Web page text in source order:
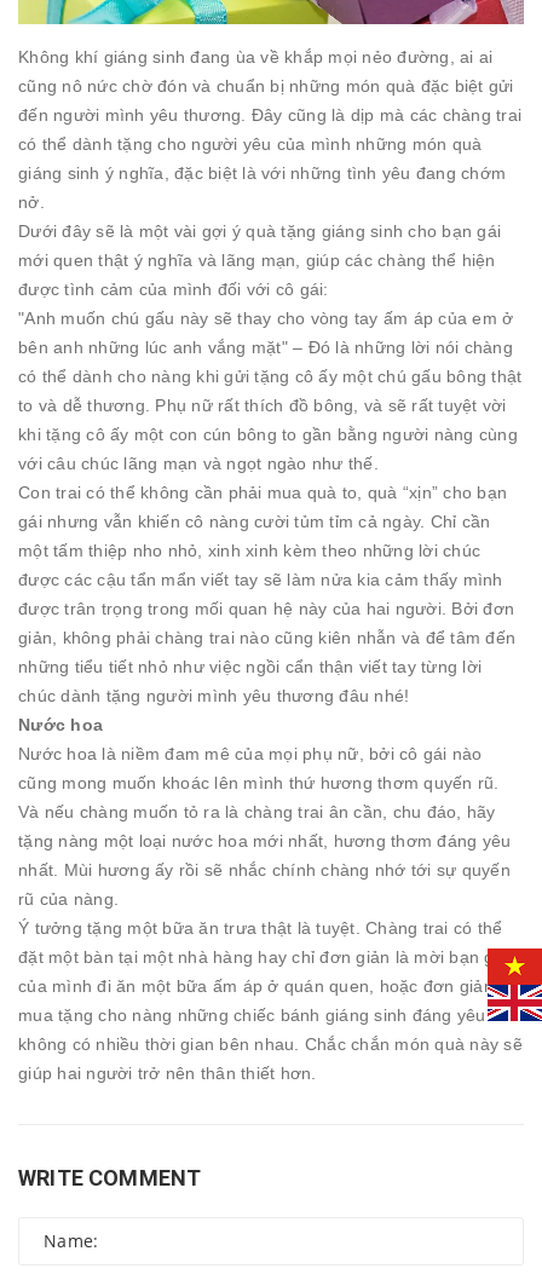
Không khí giáng sinh đang ùa về khắp mọi nẻo đường, ai ai
cũng nô nức chờ đón và chuẩn bị những món quà đặc biệt gửi
đến người mình yêu thương. Đây cũng là dịp mà các chàng trai
có thể dành tặng cho người yêu của mình những món quà
giáng sinh ý nghĩa, đặc biệt là với những tình yêu đang chớm
nở.
Dưới đây sẽ là một vài gợi ý quà tặng giáng sinh cho bạn gái
mới quen thật ý nghĩa và lãng mạn, giúp các chàng thể hiện
được tình cảm của mình đối với cô gái:
"Anh muốn chú gấu này sẽ thay cho vòng tay ấm áp của em ở
bên anh những lúc anh vắng mặt" – Đó là những lời nói chàng
có thể dành cho nàng khi gửi tặng cô ấy một chú gấu bông thật
to và dễ thương. Phụ nữ rất thích đồ bông, và sẽ rất tuyệt vời
khi tặng cô ấy một con cún bông to gần bằng người nàng cùng
với câu chúc lãng mạn và ngọt ngào như thế.
Con trai có thể không cần phải mua quà to, quà “xịn” cho bạn
gái nhưng vẫn khiến cô nàng cười tủm tỉm cả ngày. Chỉ cần
một tấm thiệp nho nhỏ, xinh xinh kèm theo những lời chúc
được các cậu tẩn mẩn viết tay sẽ làm nửa kia cảm thấy mình
được trân trọng trong mối quan hệ này của hai người. Bởi đơn
giản, không phải chàng trai nào cũng kiên nhẫn và để tâm đến
những tiểu tiết nhỏ như việc ngồi cẩn thận viết tay từng lời
chúc dành tặng người mình yêu thương đâu nhé!
Nước hoa
Nước hoa là niềm đam mê của mọi phụ nữ, bởi cô gái nào
cũng mong muốn khoác lên mình thứ hương thơm quyến rũ.
Và nếu chàng muốn tỏ ra là chàng trai ân cần, chu đáo, hãy
tặng nàng một loại nước hoa mới nhất, hương thơm đáng yêu
nhất. Mùi hương ấy rồi sẽ nhắc chính chàng nhớ tới sự quyến
rũ của nàng.
Ý tưởng tặng một bữa ăn trưa thật là tuyệt. Chàng trai có thể
đặt một bàn tại một nhà hàng hay chỉ đơn giản là mời bạn gái
của mình đi ăn một bữa ấm áp ở quán quen, hoặc đơn giản
mua tặng cho nàng những chiếc bánh giáng sinh đáng yêu nếu
không có nhiều thời gian bên nhau. Chắc chắn món quà này sẽ
giúp hai người trở nên thân thiết hơn.
WRITE COMMENT